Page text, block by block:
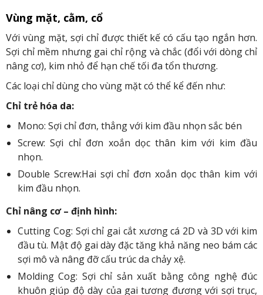
Vùng mặt, cằm, cổ
Với vùng mặt, sợi chỉ được thiết kế có cấu tạo ngắn hơn.
Sợi chỉ mềm nhưng gai chỉ rộng và chắc (đổi với dòng chỉ
nâng cơ), kim nhỏ để hạn chế tối đa tổn thương.
Các loại chỉ dùng cho vùng mặt có thể kể đến như:
Chỉ trẻ hóa da:
Mono: Sợi chỉ đơn, thẳng với kim đầu nhọn sắc bén
Screw: Sợi chỉ đơn xoắn dọc thân kim với kim đầu
nhọn.
Double Screw:Hai sợi chỉ đơn xoắn dọc thân kim với
kim đầu nhọn.
Chỉ nâng cơ – định hình:
Cutting Cog: Sợi chỉ gai cắt xương cá 2D và 3D với kim
đầu tù. Mật độ gai dày đặc tăng khả năng neo bám các
sợi mô và nâng đỡ cấu trúc da chảy xệ.
Molding Cog: Sợi chỉ sản xuất bằng công nghệ đúc
khuôn giúp độ dày của gai tương đương với sợi trục,